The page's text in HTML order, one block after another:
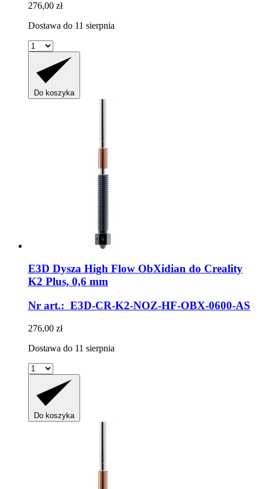
276,00 zł
Dostawa do 11 sierpnia
Do koszyka
E3D Dysza High Flow ObXidian do Creality
K2 Plus, 0,6 mm
Nr art.: E3D-CR-K2-NOZ-HF-OBX-0600-AS
276,00 zł
Dostawa do 11 sierpnia
Do koszyka